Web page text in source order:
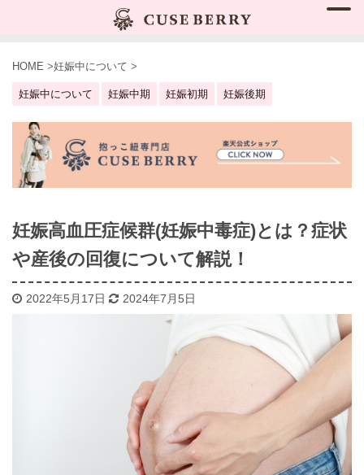
HOME >妊娠中について >
妊娠中について 妊娠中期 妊娠初期 妊娠後期
妊娠高血圧症候群(妊娠中毒症)とは？症状
や産後の回復について解説！
2022年5月17日 2024年7月5日